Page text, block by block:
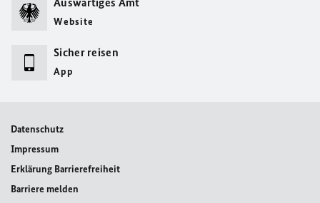
Website
Sicher reisen
App
Datenschutz
Impressum
Erklärung Barrierefreiheit
Barriere melden